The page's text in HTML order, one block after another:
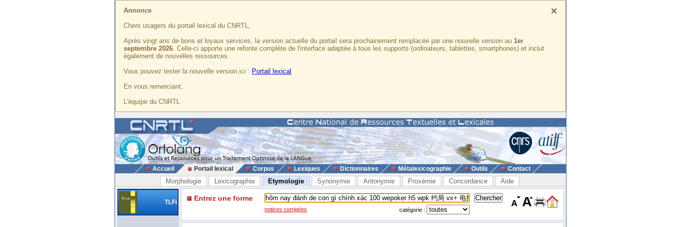
×
Annonce
Chers usagers du portail lexical du CNRTL,
Après vingt ans de bons et loyaux services, la version actuelle du portail sera prochainement remplacée par une nouvelle version au 1er
septembre 2026. Celle-ci apporte une refonte complète de l'interface adaptée à tous les supports (ordinateurs, tablettes, smartphones) et inclut
également de nouvelles ressources.
Vous pouvez tester la nouvelle version ici : Portail lexical
En vous remerciant,
L'équipe du CNRTL
Accueil Portail lexical Corpus Lexiques Dictionnaires Métalexicographie Outils Contact
Morphologie Lexicographie Etymologie Synonymie Antonymie Proxémie Concordance Aide
TLFi Entrez une forme
notices corrigées catégorie :